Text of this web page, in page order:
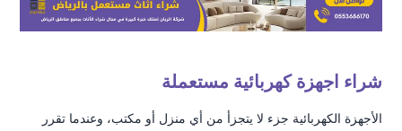
شراء اجهزة كهربائية مستعملة
الأجهزة الكهربائية جزء لا يتجزأ من أي منزل أو مكتب، وعندما تقرر